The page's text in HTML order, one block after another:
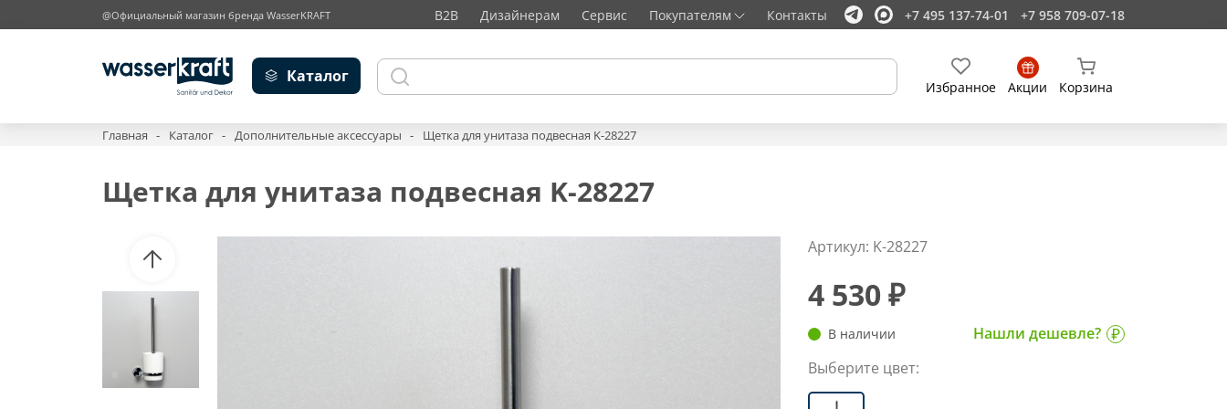
@Официальный магазин бренда WasserKRAFT B2B Дизайнерам Сервис Покупателям Контакты +7 495 137-74-01 +7 958 709-07-18
Каталог
Избранное Акции Корзина
Главная Каталог Дополнительные аксессуары Щетка для унитаза подвесная K-28227
Щетка для унитаза подвесная K-28227
Артикул: K-28227
4 530 ₽
В наличии
Нашли дешевле?
Выберите цвет: